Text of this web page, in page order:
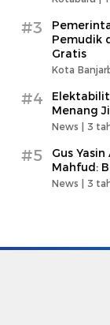
#3
Pemudik
Gratis
Kota
#4
Menang
News | 3
#5
Gus
Mahfud:
News | 3